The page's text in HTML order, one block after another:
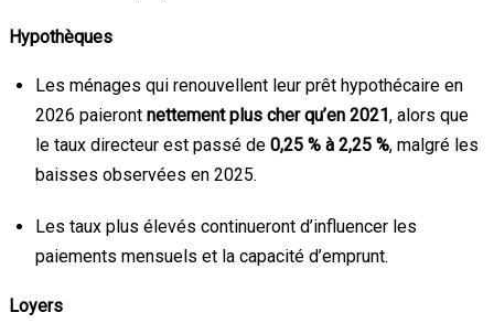
Hypothèques
Les ménages qui renouvellent leur prêt hypothécaire en
2026 paieront nettement plus cher qu’en 2021 , alors que
le taux directeur est passé de 0,25 % à 2,25 %, malgré les
baisses observées en 2025.
Les taux plus élevés continueront d’influencer les
paiements mensuels et la capacité d’emprunt.
Loyers